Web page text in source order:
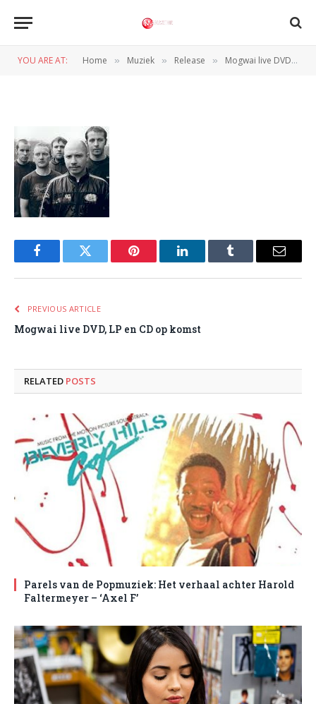
YOU ARE AT: Home » Muziek » Release » Mogwai live DVD, LP en CD op komst
FacebookTwitter Pinterest LinkedInTumblr Email
PREVIOUS ARTICLE
Mogwai live DVD, LP en CD op komst
RELATED POSTS
Parels van de Popmuziek: Het verhaal achter Harold
Faltermeyer – ‘Axel F’